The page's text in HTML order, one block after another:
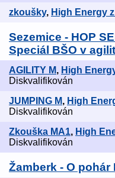
zkoušky, High Energy
Sezemice - HOP
Speciál BŠO v
AGILITY M, High
Diskvalifikován
JUMPING M, High
Diskvalifikován
Zkouška MA1, High
Diskvalifikován
Žamberk - O pohár